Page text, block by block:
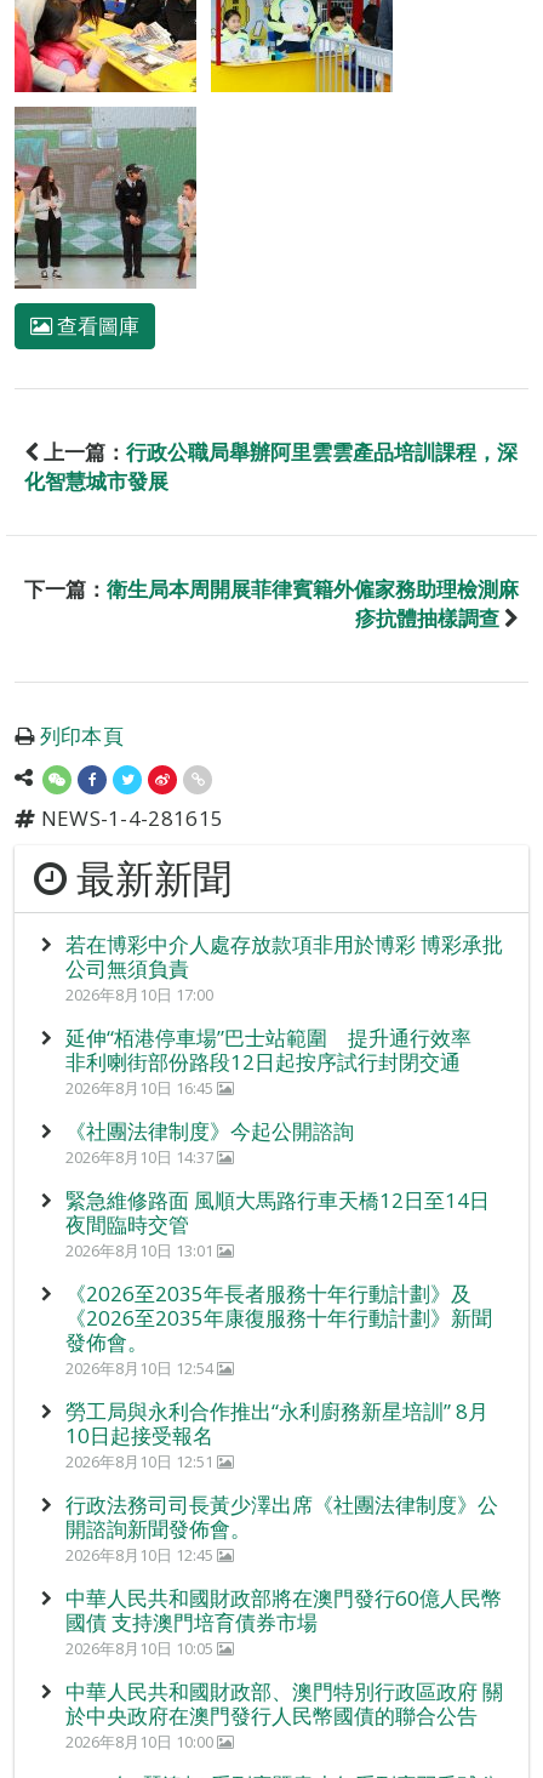
查看圖庫
上一篇： 行政公職局舉辦阿里雲雲產品培訓課程，深
化智慧城市發展
下一篇： 衛生局本周開展菲律賓籍外僱家務助理檢測麻
疹抗體抽樣調查
列印本頁
NEWS-1-4-281615
最新新聞
若在博彩中介人處存放款項非用於博彩 博彩承批
公司無須負責
2026年8月10日 17:00
延伸“栢港停車場”巴士站範圍 提升通行效率
非利喇街部份路段12日起按序試行封閉交通
2026年8月10日 16:45
《社團法律制度》今起公開諮詢
2026年8月10日 14:37
緊急維修路面 風順大馬路行車天橋12日至14日
夜間臨時交管
2026年8月10日 13:01
《2026至2035年長者服務十年行動計劃》及
《2026至2035年康復服務十年行動計劃》新聞
發佈會。
2026年8月10日 12:54
勞工局與永利合作推出“永利廚務新星培訓” 8月
10日起接受報名
2026年8月10日 12:51
行政法務司司長黃少澤出席《社團法律制度》公
開諮詢新聞發佈會。
2026年8月10日 12:45
中華人民共和國財政部將在澳門發行60億人民幣
國債 支持澳門培育債券市場
2026年8月10日 10:05
中華人民共和國財政部、澳門特別行政區政府 關
於中央政府在澳門發行人民幣國債的聯合公告
2026年8月10日 10:00